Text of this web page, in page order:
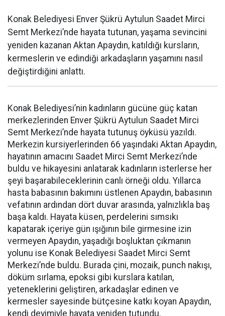
Konak Belediyesi Enver Şükrü Aytulun Saadet Mirci
Semt Merkezi’nde hayata tutunan, yaşama sevincini
yeniden kazanan Aktan Apaydın, katıldığı kursların,
kermeslerin ve edindiği arkadaşların yaşamını nasıl
değiştirdiğini anlattı.
Konak Belediyesi’nin kadınların gücüne güç katan
merkezlerinden Enver Şükrü Aytulun Saadet Mirci
Semt Merkezi’nde hayata tutunuş öyküsü yazıldı.
Merkezin kursiyerlerinden 66 yaşındaki Aktan Apaydın,
hayatının amacını Saadet Mirci Semt Merkezi’nde
buldu ve hikayesini anlatarak kadınların isterlerse her
şeyi başarabileceklerinin canlı örneği oldu. Yıllarca
hasta babasının bakımını üstlenen Apaydın, babasının
vefatının ardından dört duvar arasında, yalnızlıkla baş
başa kaldı. Hayata küsen, perdelerini sımsıkı
kapatarak içeriye gün ışığının bile girmesine izin
vermeyen Apaydın, yaşadığı boşluktan çıkmanın
yolunu ise Konak Belediyesi Saadet Mirci Semt
Merkezi’nde buldu. Burada çini, mozaik, punch nakışı,
döküm sırlama, epoksi gibi kurslara katılan,
yeteneklerini geliştiren, arkadaşlar edinen ve
kermesler sayesinde bütçesine katkı koyan Apaydın,
kendi deyimiyle hayata yeniden tutundu.